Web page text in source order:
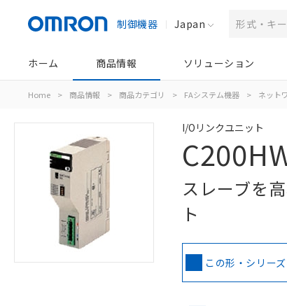
制御機器 Japan
ホーム 商品情報 ソリューション
Home > 商品情報 > 商品カテゴリ > FAシステム機器 > ネット
I/Oリンクユニット
スレーブを
ト
この形・シリー